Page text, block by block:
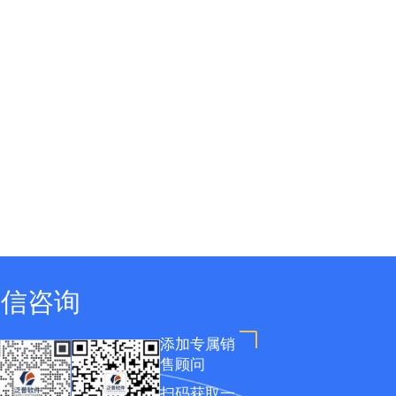
咨询
添加专属销
售顾问